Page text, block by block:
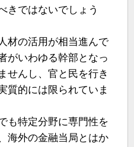
きではないでしょう
材の活用が相当進んで
がいわゆる幹部となっ
せんし、官と民を行き
質的には限られていま
も特定分野に専門性を
海外の金融当局とはか